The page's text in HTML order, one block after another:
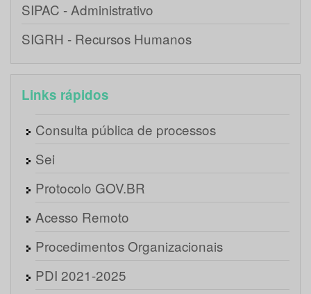
SIPAC - Administrativo
SIGRH - Recursos Humanos
Links rápidos
Consulta pública de processos
Sei
Protocolo GOV.BR
Acesso Remoto
Procedimentos Organizacionais
PDI 2021-2025